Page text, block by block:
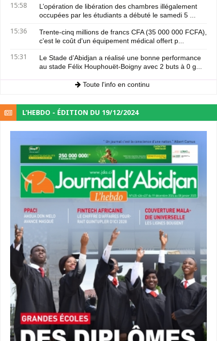
15:58
L’opération de libération des chambres illégalement
occupées par les étudiants a débuté le samedi 5 ...
15:36
Trente-cinq millions de francs CFA (35 000 000 FCFA),
c'est le coût d'un équipement médical offert p...
15:31
Le Stade d’Abidjan a réalisé une bonne performance
au stade Félix Houphouët-Boigny avec 2 buts à 0 g...
Toute l'info en continu
L’HEBDO - ÉDITION DU 19/12/2024